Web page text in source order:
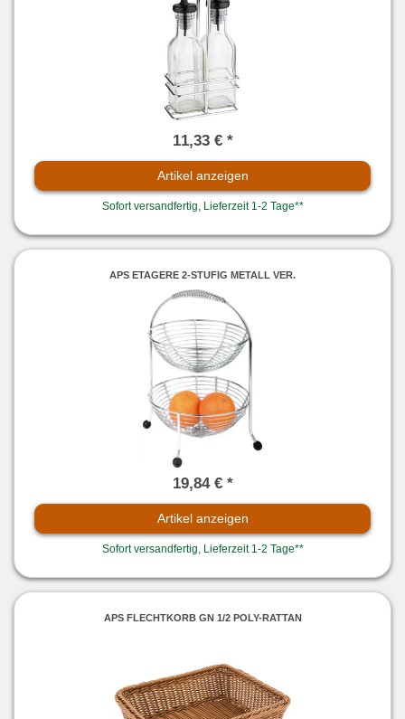
11,33 € *
Artikel anzeigen
Sofort versandfertig, Lieferzeit 1-2 Tage**
APS ETAGERE 2-STUFIG METALL VER.
19,84 € *
Artikel anzeigen
Sofort versandfertig, Lieferzeit 1-2 Tage**
APS FLECHTKORB GN 1/2 POLY-RATTAN